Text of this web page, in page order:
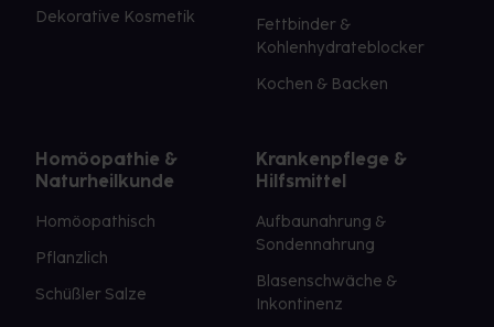
Dekorative Kosmetik
Fettbinder &
Kohlenhydrateblocker
Kochen & Backen
Homöopathie &
Naturheilkunde
Homöopathisch
Pflanzlich
Schüßler Salze
Krankenpflege &
Hilfsmittel
Aufbaunahrung &
Sondennahrung
Blasenschwäche &
Inkontinenz